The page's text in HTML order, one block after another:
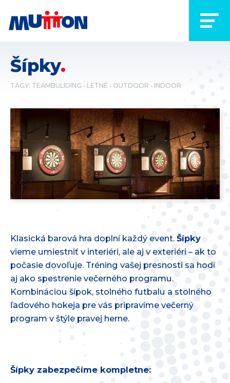
Šípky
TAGY: TEAMBULIDING LETNÉ OUTDOOR INDOOR
Klasická barová hra doplní každý event. Šípky
vieme umiestniť v interiéri, ale aj v exteriéri – ak to
počasie dovoľuje. Tréning vašej presnosti sa hodí
aj ako spestrenie večerného programu.
Kombináciou šípok, stolného futbalu a stolného
ľadového hokeja pre vás pripravíme večerný
program v štýle pravej herne.
Šípky zabezpečíme kompletne: